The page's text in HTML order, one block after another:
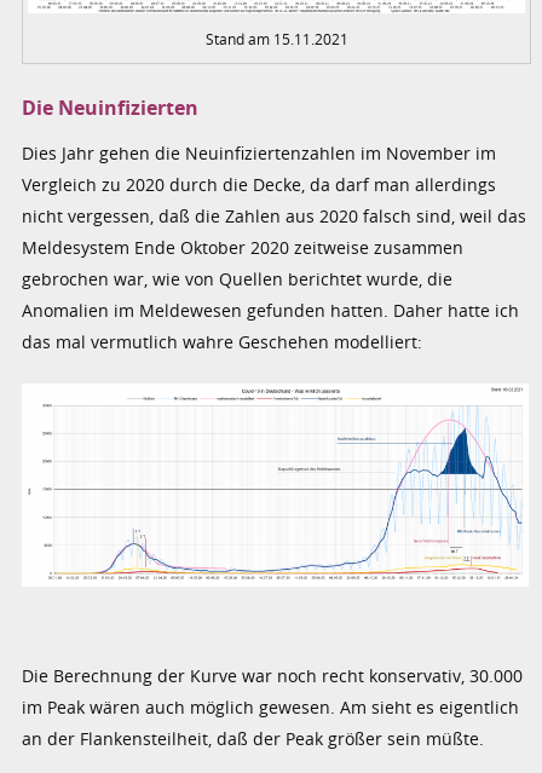
Stand am 15.11.2021
Die Neuinfizierten
Dies Jahr gehen die Neuinfiziertenzahlen im November im
Vergleich zu 2020 durch die Decke, da darf man allerdings
nicht vergessen, daß die Zahlen aus 2020 falsch sind, weil das
Meldesystem Ende Oktober 2020 zeitweise zusammen
gebrochen war, wie von Quellen berichtet wurde, die
Anomalien im Meldewesen gefunden hatten. Daher hatte ich
das mal vermutlich wahre Geschehen modelliert:
Die Berechnung der Kurve war noch recht konservativ, 30.000
im Peak wären auch möglich gewesen. Am sieht es eigentlich
an der Flankensteilheit, daß der Peak größer sein müßte.